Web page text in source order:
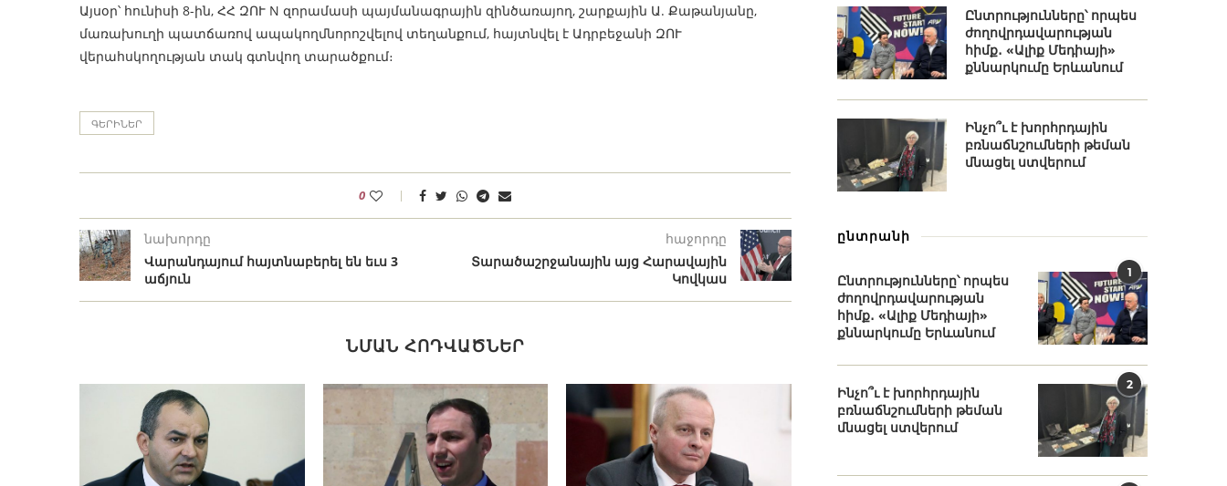
Այսօր՝ հունիսի 8-ին, ՀՀ ԶՈՒ N զորամասի պայմանագրային զինծառայող, շարքային Ա. Քաթանյանը,
մառախուղի պատճառով ապակողմնորոշվելով տեղանքում, հայտնվել է Ադրբեջանի ԶՈՒ
վերահսկողության տակ գտնվող տարածքում։
ԳԵՐԻՆԵՐ
0
նախորդը
Վարանդայում հայտնաբերել են եւս 3
աճյուն
հաջորդը
Տարածաշրջանային այց Հարավային
Կովկաս
ՆՄԱՆ ՀՈԴՎԱԾՆԵՐ
Ընտրությունները՝ որպես
ժողովրդավարության
հիմք․ «Ալիք Մեդիայի»
քննարկումը Երևանում
Ինչո՞ւ է խորհրդային
բռնաճնշումների թեման
մնացել ստվերում
ընտրանի
1
Ընտրությունները՝ որպես
ժողովրդավարության
հիմք․ «Ալիք Մեդիայի»
քննարկումը Երևանում
2
Ինչո՞ւ է խորհրդային
բռնաճնշումների թեման
մնացել ստվերում